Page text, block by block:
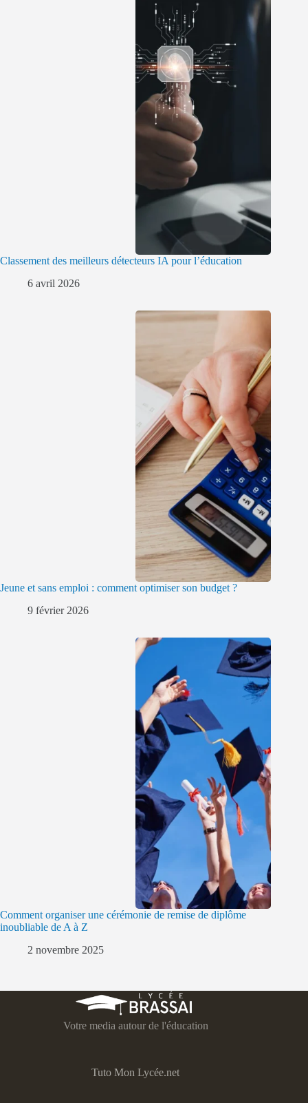
Classement des meilleurs détecteurs IA pour l’éducation
6 avril 2026
Jeune et sans emploi : comment optimiser son budget ?
9 février 2026
Comment organiser une cérémonie de remise de diplôme
inoubliable de A à Z
2 novembre 2025
Votre media autour de l'éducation
Tuto Mon Lycée.net